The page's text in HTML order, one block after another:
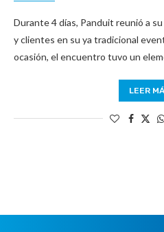
Durante 4 días, Panduit reunió a
y clientes en su ya tradicional
ocasión, el encuentro tuvo un
LEER